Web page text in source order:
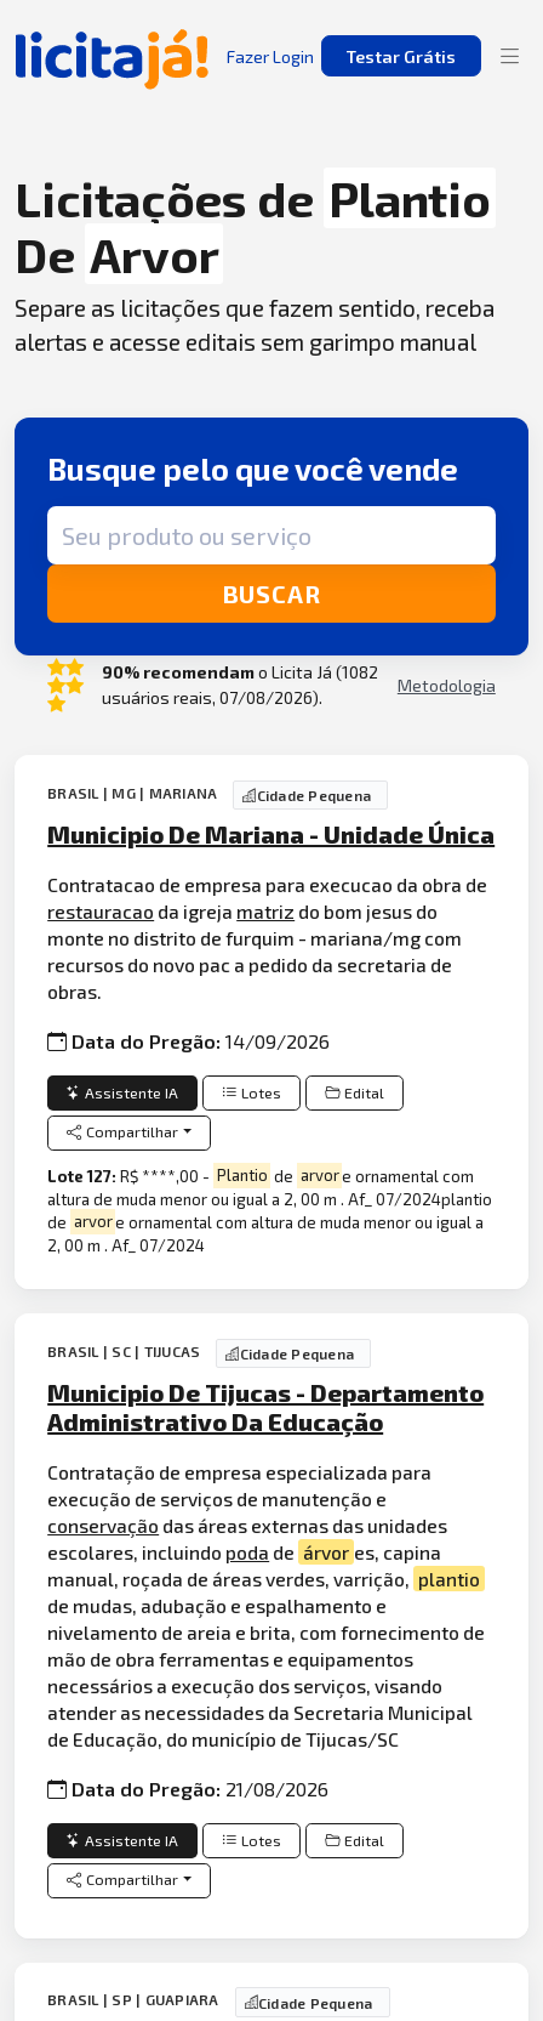
Fazer Login Testar Grátis
Licitações de Plantio
De Arvor
Separe as licitações que fazem sentido, receba
alertas e acesse editais sem garimpo manual
Busque pelo que você vende
Termo de busca
BUSCAR
90% recomendamo Licita Já (1082
usuários reais, 07/08/2026).
Metodologia
BRASIL | MG | MARIANA Cidade Pequena
Municipio De Mariana - Unidade Única
Contratacao de empresa para execucao da obra de
restauracao da igreja matriz do bom jesus do
monte no distrito de furquim - mariana/mg com
recursos do novo pac a pedido da secretaria de
obras.
Data do Pregão:14/09/2026
Assistente IA Lotes Edital
Compartilhar
Lote 127:R$ ****,00 - Plantio de arvore ornamental com
altura de muda menor ou igual a 2, 00 m . Af_ 07/2024plantio
de arvore ornamental com altura de muda menor ou igual a
2, 00 m . Af_ 07/2024
BRASIL | SC | TIJUCAS Cidade Pequena
Municipio De Tijucas - Departamento
Administrativo Da Educação
Contratação de empresa especializada para
execução de serviços de manutenção e
conservação das áreas externas das unidades
escolares, incluindo poda de árvor es, capina
manual, roçada de áreas verdes, varrição, plantio
de mudas, adubação e espalhamento e
nivelamento de areia e brita, com fornecimento de
mão de obra ferramentas e equipamentos
necessários a execução dos serviços, visando
atender as necessidades da Secretaria Municipal
de Educação, do município de Tijucas/SC
Data do Pregão: 21/08/2026
Assistente IA Lotes Edital
Compartilhar
BRASIL | SP | GUAPIARA Cidade Pequena